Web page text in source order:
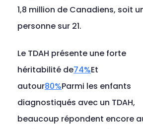
1,8 million de Canadiens, soit
personne sur 21.
Le TDAH présente une forte
héritabilité de74%Et
autour80%Parmi les enfants
diagnostiqués avec un TDAH,
beaucoup répondent encore